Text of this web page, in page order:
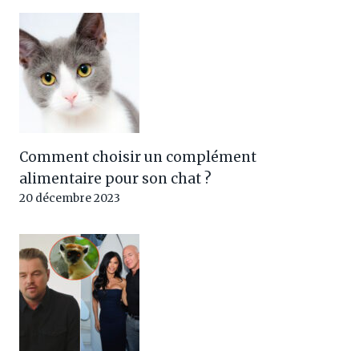
Comment choisir un complément
alimentaire pour son chat ?
20 décembre 2023